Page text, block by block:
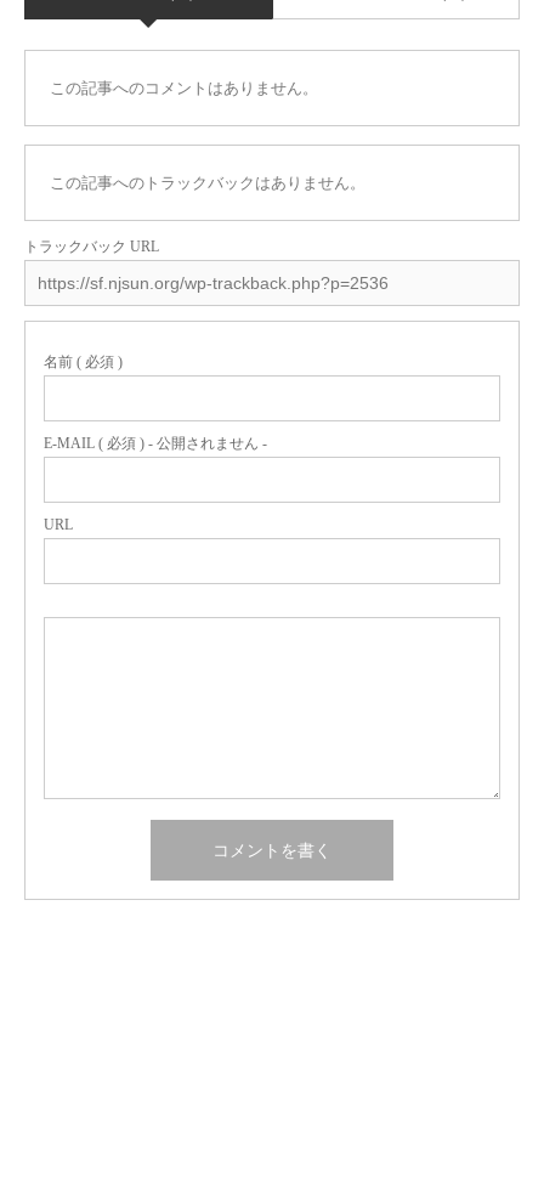
この記事へのコメントはありません。
この記事へのトラックバックはありません。
トラックバック URL
名前 ( 必須 )
E-MAIL ( 必須 ) - 公開されません -
URL